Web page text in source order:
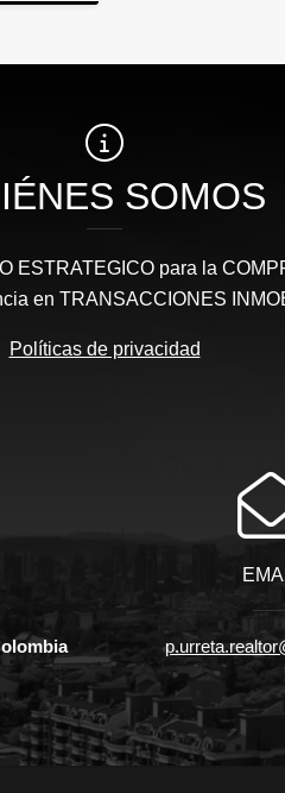
SOMOS
ESTRATEGICO para la
en TRANSACCIONES
Políticas de privacidad